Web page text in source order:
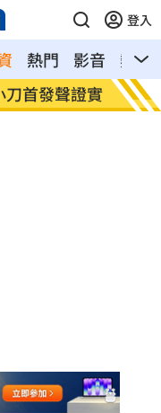
登入
熱門 影音
熱搜
首發聲證實
白海
曝